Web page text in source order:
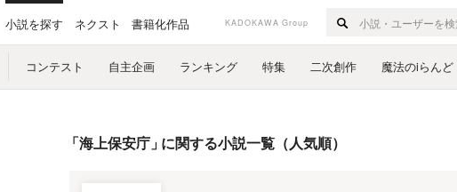
小説を探す ネクスト 書籍化作品 KADOKAWA Group
コンテスト 自主企画 ランキング 特集 二次創作 魔法のiらんど
「海上保安庁 」に関する小説一覧（人気順）